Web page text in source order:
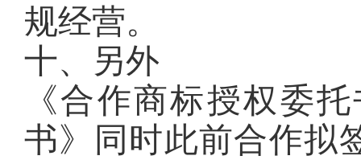
规经营。
十、另外
《合作商标授权委
书》同时此前合作拟